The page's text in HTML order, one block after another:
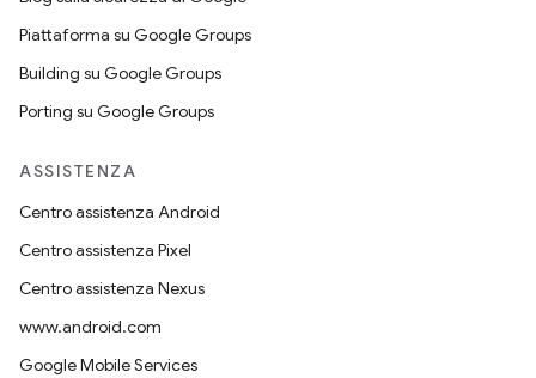
Piattaforma su Google Groups
Building su Google Groups
Porting su Google Groups
ASSISTENZA
Centro assistenza Android
Centro assistenza Pixel
Centro assistenza Nexus
www.android.com
Google Mobile Services